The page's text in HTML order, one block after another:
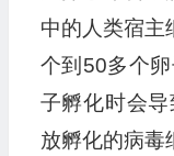
中的人类宿主
个到50多个
子孵化时会
放孵化的病毒